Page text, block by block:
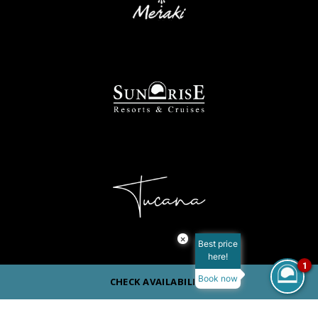
CHECK AVAILABILITY
×
Best price
here!
Book now
1